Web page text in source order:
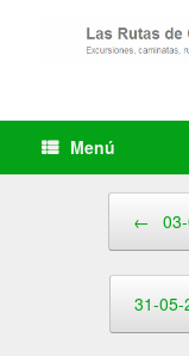
Menú
←
31-